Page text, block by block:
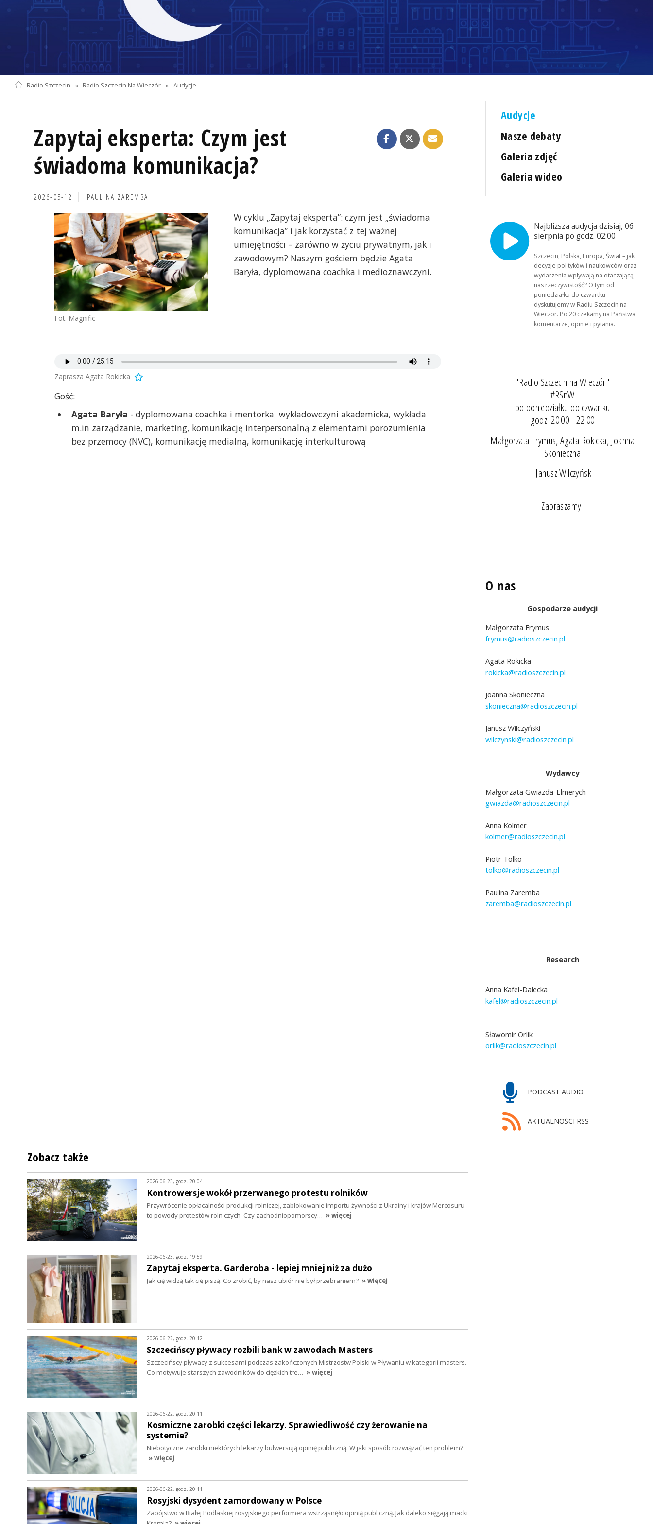
Radio Szczecin » Radio Szczecin Na Wieczór » Audycje
Zapytaj eksperta: Czym jest
świadoma komunikacja?
2026-05-12 PAULINA ZAREMBA
Fot. Magnific
W cyklu „Zapytaj eksperta”: czym jest „świadoma
komunikacja” i jak korzystać z tej ważnej
umiejętności – zarówno w życiu prywatnym, jak i
zawodowym? Naszym gościem będzie Agata
Baryła, dyplomowana coachka i medioznawczyni.
Zaprasza Agata Rokicka
Gość:
Agata Baryła - dyplomowana coachka i mentorka, wykładowczyni akademicka, wykłada
m.in zarządzanie, marketing, komunikację interpersonalną z elementami porozumienia
bez przemocy (NVC), komunikację medialną, komunikację interkulturową
Audycje
Nasze debaty
Galeria zdjęć
Galeria wideo
Najbliższa audycja dzisiaj, 06
sierpnia po godz. 02:00
Szczecin, Polska, Europa, Świat – jak
decyzje polityków i naukowców oraz
wydarzenia wpływają na otaczającą
nas rzeczywistość? O tym od
poniedziałku do czwartku
dyskutujemy w Radiu Szczecin na
Wieczór. Po 20 czekamy na Państwa
komentarze, opinie i pytania.
"Radio Szczecin na Wieczór"
#RSnW
od poniedziałku do czwartku
godz. 20.00 - 22.00
Małgorzata Frymus, Agata Rokicka, Joanna
Skonieczna
i Janusz Wilczyński
Zapraszamy!
O nas
Gospodarze audycji
Małgorzata Frymus
frymus@radioszczecin.pl
Agata Rokicka
rokicka@radioszczecin.pl
Joanna Skonieczna
skonieczna@radioszczecin.pl
Janusz Wilczyński
wilczynski@radioszczecin.pl
Wydawcy
Małgorzata Gwiazda-Elmerych
gwiazda@radioszczecin.pl
Anna Kolmer
kolmer@radioszczecin.pl
Piotr Tolko
tolko@radioszczecin.pl
Paulina Zaremba
zaremba@radioszczecin.pl
Research
Anna Kafel-Dalecka
kafel@radioszczecin.pl
Sławomir Orlik
orlik@radioszczecin.pl
PODCAST AUDIO
AKTUALNOŚCI RSS
Zobacz także
2026-06-23, godz. 20:04
Kontrowersje wokół przerwanego protestu rolników
Przywrócenie opłacalności produkcji rolniczej, zablokowanie importu żywności z Ukrainy i krajów Mercosuru
to powody protestów rolniczych. Czy zachodniopomorscy… » więcej
2026-06-23, godz. 19:59
Zapytaj eksperta. Garderoba - lepiej mniej niż za dużo
Jak cię widzą tak cię piszą. Co zrobić, by nasz ubiór nie był przebraniem? » więcej
2026-06-22, godz. 20:12
Szczecińscy pływacy rozbili bank w zawodach Masters
Szczecińscy pływacy z sukcesami podczas zakończonych Mistrzostw Polski w Pływaniu w kategorii masters.
Co motywuje starszych zawodników do ciężkich tre… » więcej
2026-06-22, godz. 20:11
Kosmiczne zarobki części lekarzy. Sprawiedliwość czy żerowanie na
systemie?
Niebotyczne zarobki niektórych lekarzy bulwersują opinię publiczną. W jaki sposób rozwiązać ten problem?
» więcej
2026-06-22, godz. 20:11
Rosyjski dysydent zamordowany w Polsce
Zabójstwo w Białej Podlaskiej rosyjskiego performera wstrząsnęło opinią publiczną. Jak daleko sięgają macki